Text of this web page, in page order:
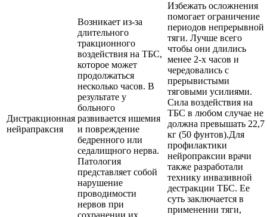
Дистракционная
нейрапраксия
Возникает из-за
длительного
тракционного
воздействия на ТБС,
которое может
продолжаться
несколько часов. В
результате у
больного
развивается ишемия
и повреждение
бедренного или
седалищного нерва.
Патология
представляет собой
нарушение
проводимости
нервов при
сохранении их
Избежать осложнения
помогает ограничение
периодов непрерывной
тяги. Лучше всего
чтобы они длились
менее 2-х часов и
чередовались с
прерывистыми
тяговыми усилиями.
Сила воздействия на
ТБС в любом случае не
должна превышать 22,7
кг (50 фунтов).Для
профилактики
нейропраксии врачи
также разработали
технику инвазивной
дестракции ТБС. Ее
суть заключается в
применении тяги,